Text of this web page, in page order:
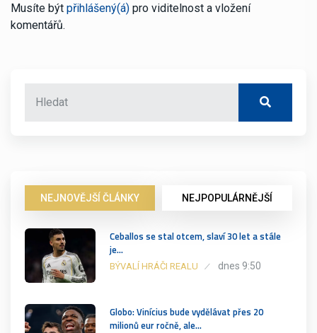
Musíte být přihlášený(á) pro viditelnost a vložení
komentářů.
NEJNOVĚJŠÍ ČLÁNKY NEJPOPULÁRNĚJŠÍ
Ceballos se stal otcem, slaví 30 let a stále
je…
BÝVALÍ HRÁČI REALU dnes 9:50
Globo: Vinícius bude vydělávat přes 20
milionů eur ročně, ale…